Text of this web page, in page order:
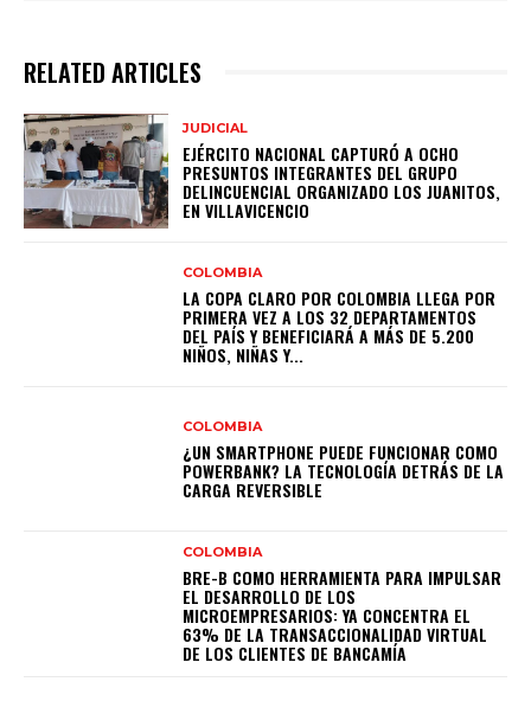
RELATED ARTICLES
JUDICIAL
EJÉRCITO NACIONAL CAPTURÓ A OCHO
PRESUNTOS INTEGRANTES DEL GRUPO
DELINCUENCIAL ORGANIZADO LOS JUANITOS,
EN VILLAVICENCIO
COLOMBIA
LA COPA CLARO POR COLOMBIA LLEGA POR
PRIMERA VEZ A LOS 32 DEPARTAMENTOS
DEL PAÍS Y BENEFICIARÁ A MÁS DE 5.200
NIÑOS, NIÑAS Y...
COLOMBIA
¿UN SMARTPHONE PUEDE FUNCIONAR COMO
POWERBANK? LA TECNOLOGÍA DETRÁS DE LA
CARGA REVERSIBLE
COLOMBIA
BRE-B COMO HERRAMIENTA PARA IMPULSAR
EL DESARROLLO DE LOS
MICROEMPRESARIOS: YA CONCENTRA EL
63% DE LA TRANSACCIONALIDAD VIRTUAL
DE LOS CLIENTES DE BANCAMÍA